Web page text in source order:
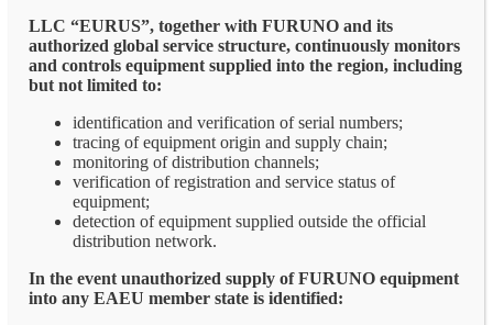
LLC “EURUS”, together with FURUNO and its
authorized global service structure, continuously monitors
and controls equipment supplied into the region, including
but not limited to:
identification and verification of serial numbers;
tracing of equipment origin and supply chain;
monitoring of distribution channels;
verification of registration and service status of
equipment;
detection of equipment supplied outside the official
distribution network.
In the event unauthorized supply of FURUNO equipment
into any EAEU member state is identified: